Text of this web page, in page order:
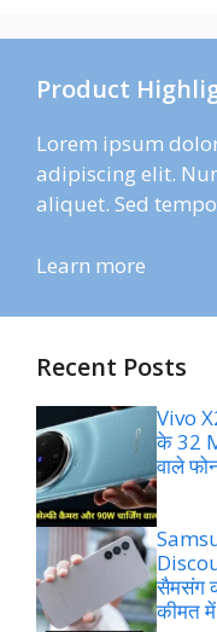
Product
Lorem ipsum
adipiscing elit.
aliquet. Sed
Learn more
Recent Posts
Vivo
के 32
वाले
सैमसंग
कीमत